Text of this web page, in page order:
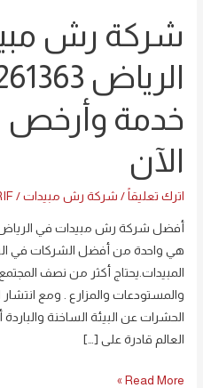
شركة رش
خدمة
الآن
اترك تعليقاً / شركة رش مبيدات /
أفضل شركة رش مبيدات في
هي واحدة من أفضل الشركات في
المبيدات.يحتاج أكثر من نصف
والمستودعات والمزارع . ومع
الحشرات عن البيئة الساخنة
العالم قادرة على […]
شركة
رش
مبيدات
في
الرياض
أفضل
وأرخص
سعر
اتصل
الآن
Read More »